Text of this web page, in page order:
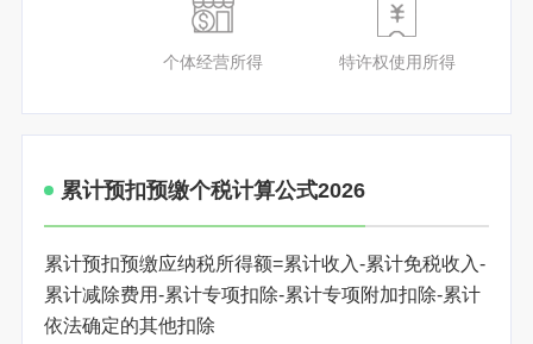
个体经营所得 特许权使用所得
累计预扣预缴个税计算公式2026
累计预扣预缴应纳税所得额=累计收入-累计免税收入-
累计减除费用-累计专项扣除-累计专项附加扣除-累计
依法确定的其他扣除